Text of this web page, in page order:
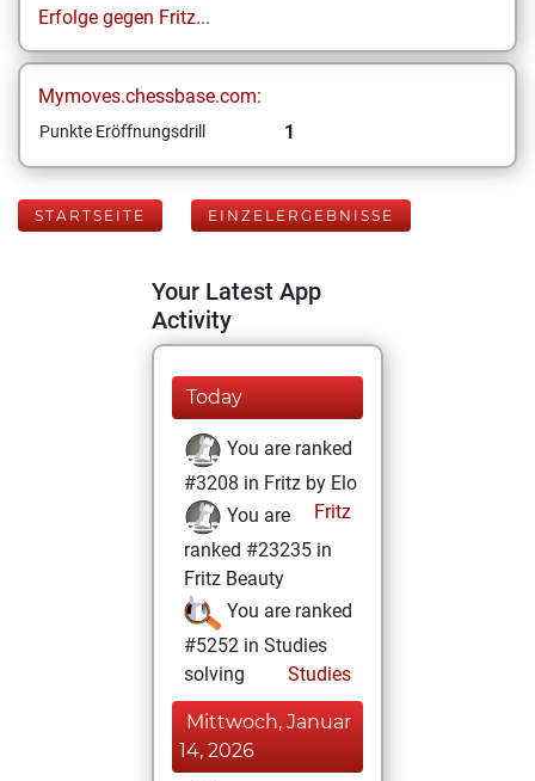
Erfolge gegen Fritz...
Mymoves.chessbase.com:
Punkte Eröffnungsdrill 1
STARTSEITE EINZELERGEBNISSE
Your Latest App
Activity
Today
You are ranked
#3208 in Fritz by Elo
Fritz
You are
ranked #23235 in
Fritz Beauty
You are ranked
#5252 in Studies
solving
Studies
Mittwoch, Januar
14, 2026